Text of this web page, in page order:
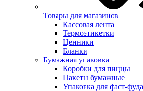
Товары для магазинов
Кассовая лента
Термоэтикетки
Ценники
Бланки
Бумажная упаковка
Коробки для пиццы
Пакеты бумажные
Упаковка для фаст-фуда